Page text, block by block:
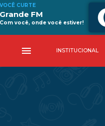
VOCÊ CURTE
Grande FM
Com você, onde você estiver!
menu INSTITUCIONAL